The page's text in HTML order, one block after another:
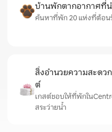
บ้านพักตากอากาศที่น
ค้นหาที่พัก 20 แห่งที่ต้อน
สิ่งอำนวยความสะดว
ต์
เกสต์ชอบให้ที่พักใน
สระว่ายน้ำ